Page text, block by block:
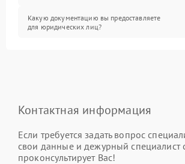
Какую документацию вы предоставляете
для юридических лиц?
Контактная информация
Если требуется задать вопрос
свои данные и дежурный специалист
проконсультирует Вас!